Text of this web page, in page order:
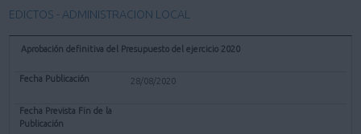
EDICTOS - ADMINISTRACION LOCAL
Aprobación definitiva del Presupuesto del ejercicio 2020
28/08/2020